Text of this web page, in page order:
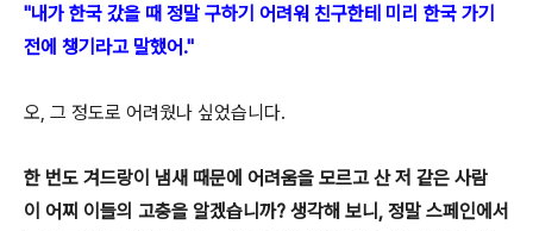
"내가 한국 갔을 때 정말 구하기 어려워 친구한테 미리 한국 가기
전에 챙기라고 말했어."
오, 그 정도로 어려웠나 싶었습니다.
한 번도 겨드랑이 냄새 때문에 어려움을 모르고 산 저 같은 사람
이 어찌 이들의 고충을 알겠습니까? 생각해 보니, 정말 스페인에서